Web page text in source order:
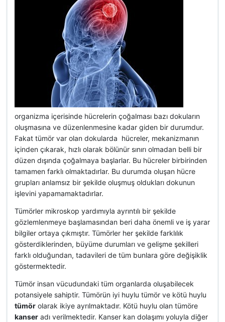
organizma içerisinde hücrelerin çoğalması bazı dokuların
oluşmasına ve düzenlenmesine kadar giden bir durumdur.
Fakat tümör var olan dokularda hücreler, mekanizmanın
içinden çıkarak, hızlı olarak bölünür sınırı olmadan belli bir
düzen dışında çoğalmaya başlarlar. Bu hücreler birbirinden
tamamen farklı olmaktadırlar. Bu durumda oluşan hücre
grupları anlamsız bir şekilde oluşmuş oldukları dokunun
işlevini yapamamaktadırlar.
Tümörler mikroskop yardımıyla ayrıntılı bir şekilde
gözlemlenmeye başlamasından beri daha önemli ve iş yarar
bilgiler ortaya çıkmıştır. Tümörler her şekilde farklılık
gösterdiklerinden, büyüme durumları ve gelişme şekilleri
farklı olduğundan, tadavileri de tüm bunlara göre değişiklik
göstermektedir.
Tümör insan vücudundaki tüm organlarda oluşabilecek
potansiyele sahiptir. Tümörün iyi huylu tümör ve kötü huylu
tümör olarak ikiye ayrılmaktadır. Kötü huylu olan tümöre
kanser adı verilmektedir. Kanser kan dolaşımı yoluyla diğer